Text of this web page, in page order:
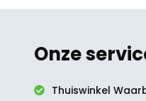
Onze
Thuiswinkel